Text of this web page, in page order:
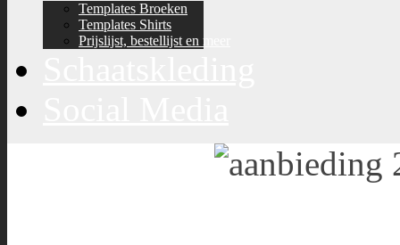
Templates Broeken
Templates Shirts
Prijslijst, bestellijst en meer